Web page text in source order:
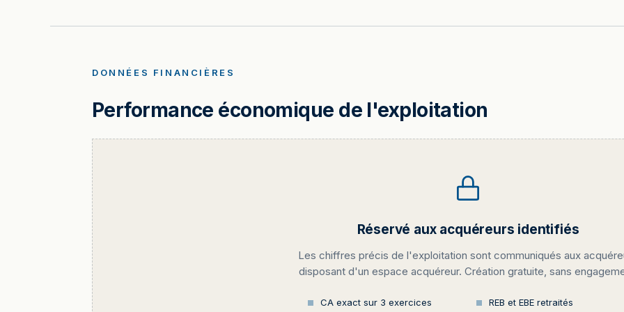
DONNÉES FINANCIÈRES
Performance économique de l'exploitation
Réservé aux acquéreurs identifiés
Les chiffres précis de l'exploitation sont communiqués aux
disposant d'un espace acquéreur. Création gratuite, sans
CA exact sur 3 exercices
REB et EBE retraités